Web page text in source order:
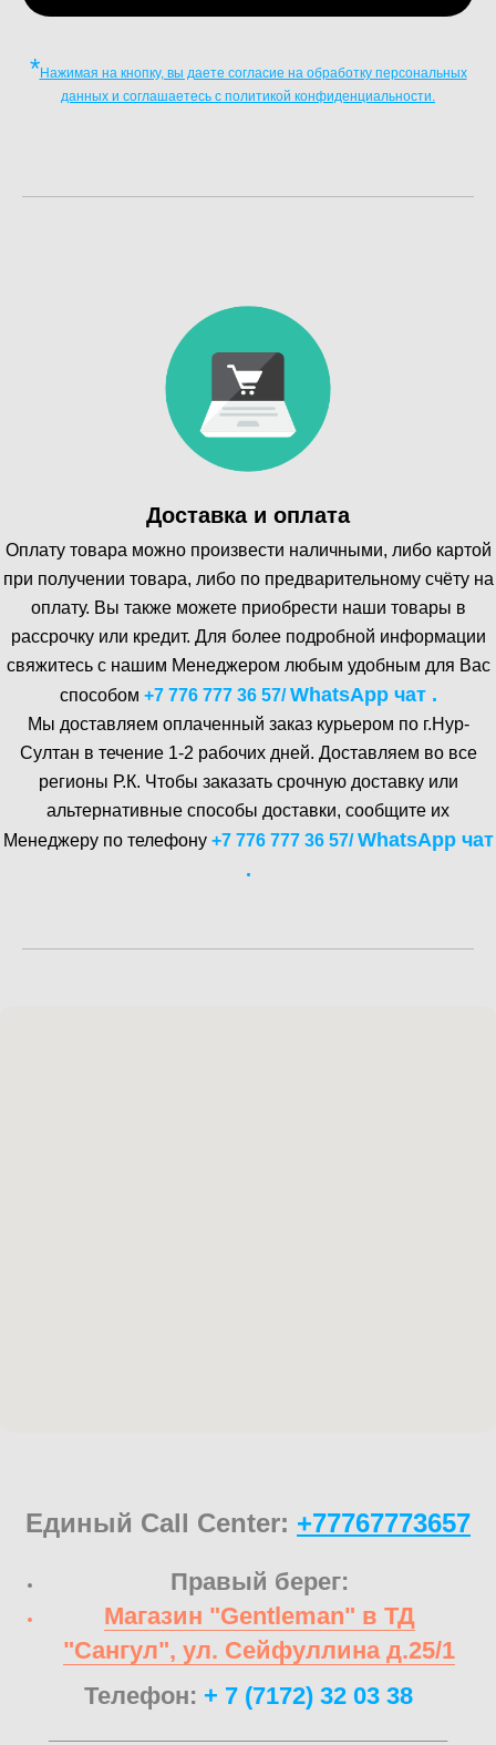
*Нажимая на кнопку, вы даете согласие на обработку персональных
данных и соглашаетесь c политикой конфиденциальности.
Доставка и оплата
Оплату товара можно произвести наличными, либо картой
при получении товара, либо по предварительному счёту на
оплату. Вы также можете приобрести наши товары в
рассрочку или кредит. Для более подробной информации
свяжитесь с нашим Менеджером любым удобным для Вас
способом +7 776 777 36 57/WhatsA pp чат .
Мы доставляем оплаченный заказ курьером по г.Нур-
Cултан в течение 1-2 рабочих дней. Доставляем во все
регионы Р.К. Чтобы заказать срочную доставку или
альтернативные способы доставки, сообщите их
Менеджеру по телефону +7 776 777 36 57/WhatsA pp чат
.
Единый Call Center: +77767773657
Правый берег:
Магазин "Gentleman" в ТД
"Сангул", ул. Сейфуллина д.25/1
Телефон: + 7 (7172) 32 03 38